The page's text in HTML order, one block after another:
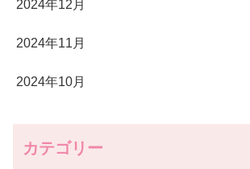
2024年12月
2024年11月
2024年10月
カテゴリー